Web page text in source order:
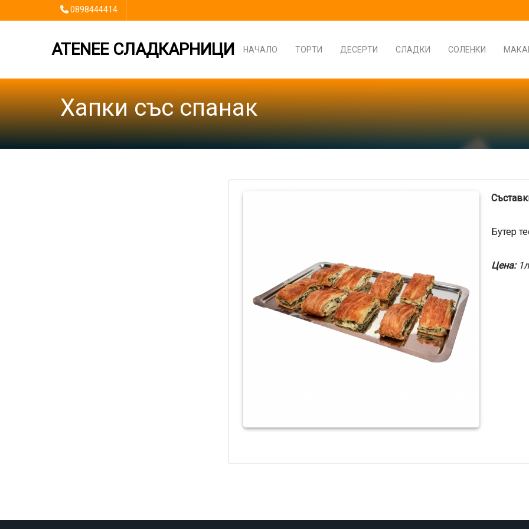
0898444414
ATENEE СЛАДКАРНИЦИ НАЧАЛО ТОРТИ ДЕСЕРТИ СЛАДКИ СОЛЕНКИ
Хапки със спанак
Бутер
Цена: